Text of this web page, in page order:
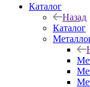
Каталог
Назад
Каталог